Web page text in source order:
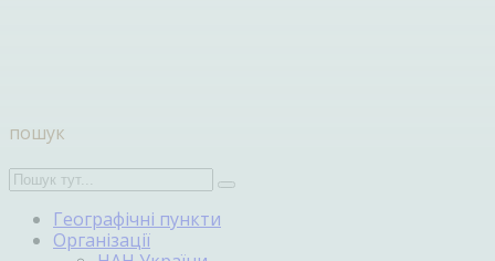
пошук
Географічні пункти
Організації